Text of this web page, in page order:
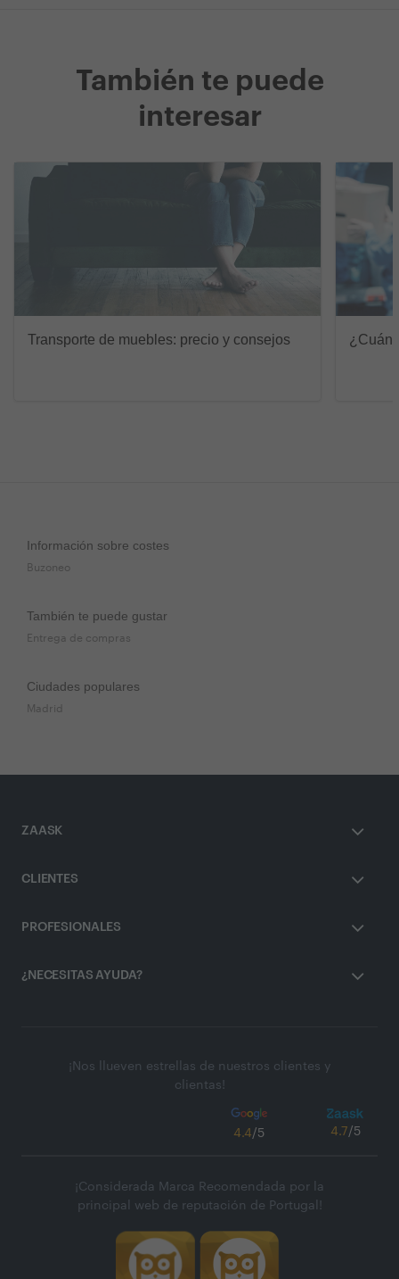
También te puede
interesar
Transporte de muebles: precio y consejos
Información sobre costes
Buzoneo
También te puede gustar
Entrega de compras
Ciudades populares
Madrid
ZAASK
CLIENTES
PROFESIONALES
¿NECESITAS AYUDA?
¡Nos llueven estrellas de nuestros clientes y
clientas!
4.4/5 4.7/5
¡Considerada Marca Recomendada por la
principal web de reputación de Portugal!